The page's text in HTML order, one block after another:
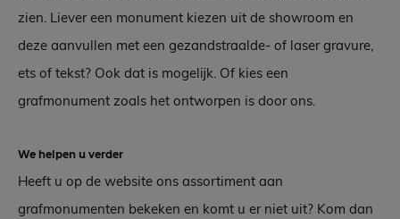
zien. Liever een monument kiezen uit de showroom en
deze aanvullen met een gezandstraalde- of laser gravure,
ets of tekst? Ook dat is mogelijk. Of kies een
grafmonument zoals het ontworpen is door ons.
We helpen u verder
Heeft u op de website ons assortiment aan
grafmonumenten bekeken en komt u er niet uit? Kom dan